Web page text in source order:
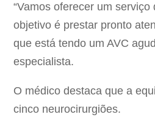
“Vamos oferecer um
objetivo é prestar pronto
que está tendo um AVC
especialista.
O médico destaca que a
cinco neurocirurgiões.